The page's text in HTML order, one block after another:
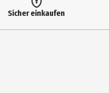
Funko Marvel
Hersteller
Sicher einkaufen